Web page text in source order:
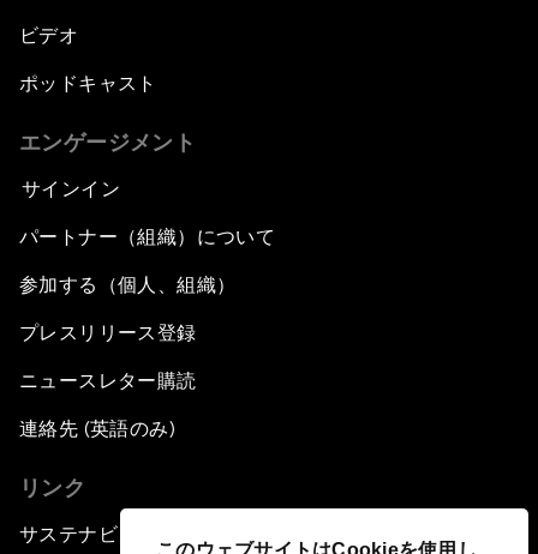
このウェブサイトはCookieを使用し
ビデオ
ポッドキャスト
エンゲージメント
サインイン
パートナー（組織）について
参加する（個人、組織）
プレスリリース登録
ニュースレター購読
連絡先 (英語のみ)
リンク
サステナビリティへの取り組み